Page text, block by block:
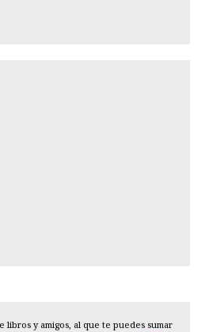
libros y amigos, al que te puedes sumar